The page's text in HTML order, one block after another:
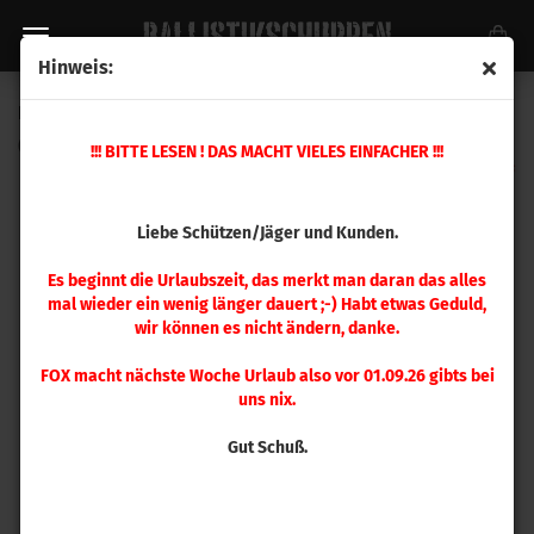
Hinweis:
!!! BITTE LESEN ! DAS MACHT VIELES EINFACHER !!!
Liebe Schützen/Jäger und Kunden.
Es beginnt die Urlaubszeit, das merkt man daran das alles
mal wieder ein wenig länger dauert ;-) Habt etwas Geduld,
wir können es nicht ändern, danke.
FOX macht nächste Woche Urlaub also vor 01.09.26 gibts bei
uns nix.
Gut Schuß.
390578)